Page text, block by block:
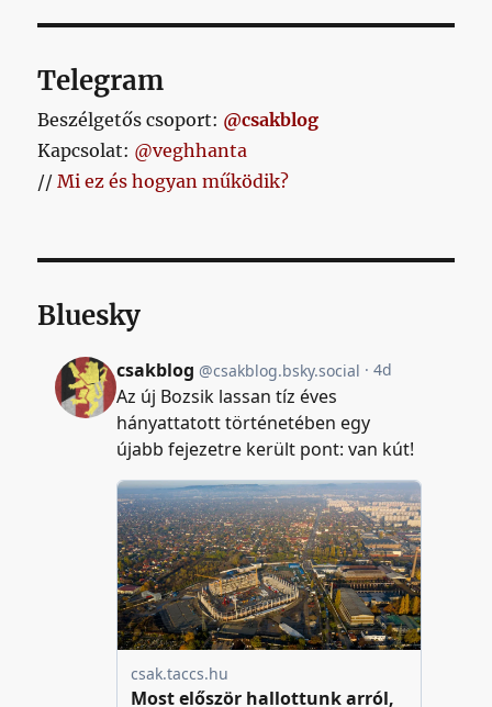
Telegram
Beszélgetős csoport: @csakblog
Kapcsolat: @veghhanta
//Mi ez és hogyan működik?
Bluesky